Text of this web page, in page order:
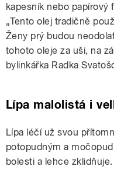
kapesník nebo papírový
„Tento olej tradičně
Ženy prý budou
tohoto oleje za uši, na
bylinkářka Radka
Lípa malolistá i
Lípa léčí už svou
potopudným a
bolesti a lehce